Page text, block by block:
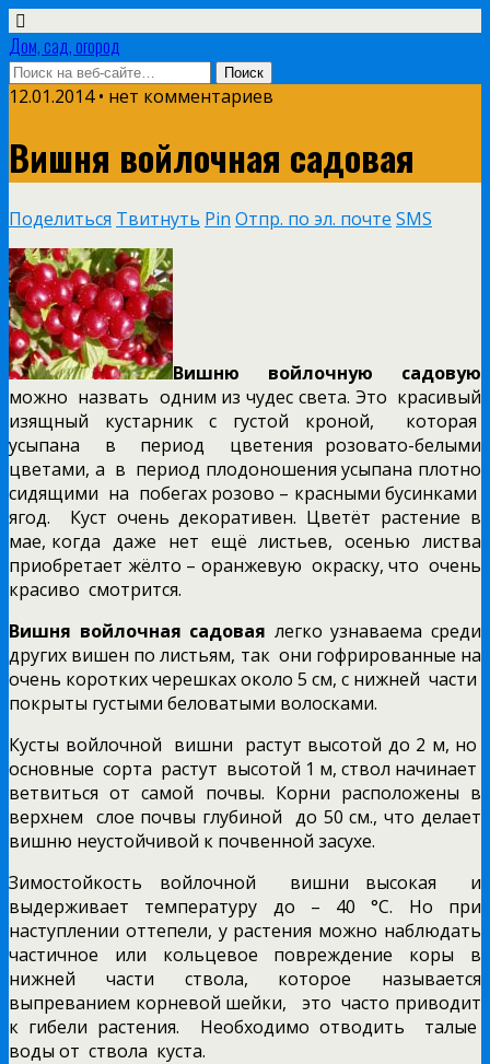
Дом, сад, огород
12.01.2014 • нет комментариев
Вишня войлочная садовая
Поделиться Твитнуть Pin Отпр. по эл. почте SMS
Вишню войлочную садовую
можно назвать одним из чудес света. Это красивый
изящный кустарник с густой кроной, которая
усыпана в период цветения розовато-белыми
цветами, а в период плодоношения усыпана плотно
сидящими на побегах розово – красными бусинками
ягод. Куст очень декоративен. Цветёт растение в
мае, когда даже нет ещё листьев, осенью листва
приобретает жёлто – оранжевую окраску, что очень
красиво смотрится.
Вишня войлочная садовая легко узнаваема среди
других вишен по листьям, так они гофрированные на
очень коротких черешках около 5 см, с нижней части
покрыты густыми беловатыми волосками.
Кусты войлочной вишни растут высотой до 2 м, но
основные сорта растут высотой 1 м, ствол начинает
ветвиться от самой почвы. Корни расположены в
верхнем слое почвы глубиной до 50 см., что делает
вишню неустойчивой к почвенной засухе.
Зимостойкость войлочной вишни высокая и
выдерживает температуру до – 40 °С. Но при
наступлении оттепели, у растения можно наблюдать
частичное или кольцевое повреждение коры в
нижней части ствола, которое называется
выпреванием корневой шейки, это часто приводит
к гибели растения. Необходимо отводить талые
воды от ствола куста.